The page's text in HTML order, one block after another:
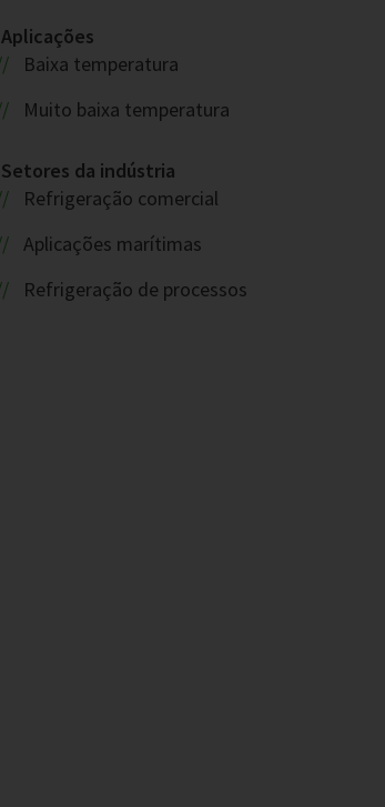
Aplicações
Baixa temperatura
Muito baixa temperatura
Setores da indústria
Refrigeração comercial
Aplicações marítimas
Refrigeração de processos